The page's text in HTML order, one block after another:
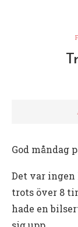
God måndag
Det var ingen
trots över 8
hade en